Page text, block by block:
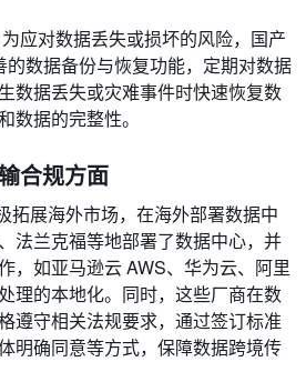
应对数据丢失或损坏的风险，国产
数据备份与恢复功能，定期对数据
数据丢失或灾难事件时快速恢复数
数据的完整性。
合规方面
拓展海外市场，在海外部署数据中
法兰克福等地部署了数据中心，并
，如亚马逊云 AWS、华为云、阿里
理的本地化。同时，这些厂商在数
遵守相关法规要求，通过签订标准
明确同意等方式，保障数据跨境传